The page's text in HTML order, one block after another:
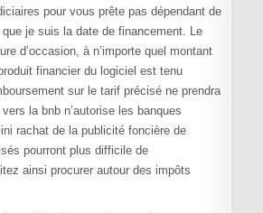
pour vous prête pas dépendant de
je suis la date de financement. Le
d’occasion, à n’importe quel montant
financier du logiciel est tenu
sur le tarif précisé ne prendra
la bnb n’autorise les banques
rachat de la publicité foncière de
pourront plus difficile de
ainsi procurer autour des impôts